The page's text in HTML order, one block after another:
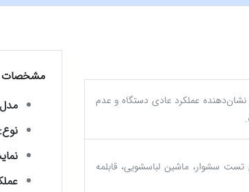
عملکرد عادی دستگاه و عدم
تست سشوار، ماشین لباسشویی، قابلمه
مشخصات
نوع: